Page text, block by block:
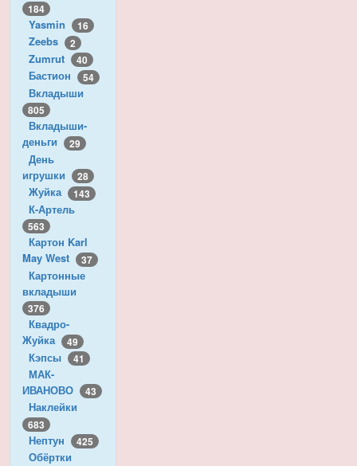
184
Yasmin 16
Zeebs 2
Zumrut 40
Бастион 54
Вкладыши
805
Вкладыши-
деньги
29
День
игрушки
28
Жуйка 143
К-Артель
563
Картон Karl
May West
37
Картонные
вкладыши
376
Квадро-
Жуйка
49
Кэпсы 41
МАК-
ИВАНОВО
43
Наклейки
683
Нептун 425
Обёртки